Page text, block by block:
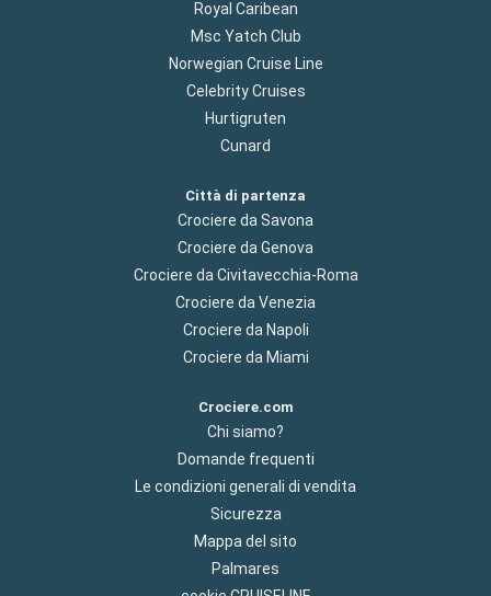
Royal Caribean
Msc Yatch Club
Norwegian Cruise Line
Celebrity Cruises
Hurtigruten
Cunard
Città di partenza
Crociere da Savona
Crociere da Genova
Crociere da Civitavecchia-Roma
Crociere da Venezia
Crociere da Napoli
Crociere da Miami
Crociere.com
Chi siamo?
Domande frequenti
Le condizioni generali di vendita
Sicurezza
Mappa del sito
Palmares